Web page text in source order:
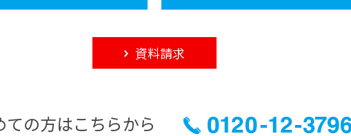
資料請求
ての方はこちらから